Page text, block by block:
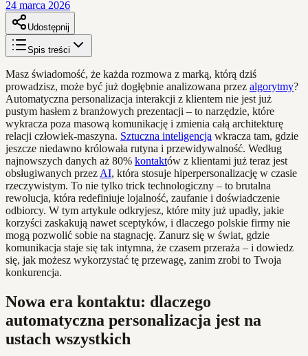
24 marca 2026
Udostępnij
Spis treści
Masz świadomość, że każda rozmowa z marką, którą dziś
prowadzisz, może być już dogłębnie analizowana przez algorytmy?
Automatyczna personalizacja interakcji z klientem nie jest już
pustym hasłem z branżowych prezentacji – to narzędzie, które
wykracza poza masową komunikację i zmienia całą architekturę
relacji człowiek-maszyna. Sztuczna inteligencja wkracza tam, gdzie
jeszcze niedawno królowała rutyna i przewidywalność. Według
najnowszych danych aż 80% kontaktów z klientami już teraz jest
obsługiwanych przez AI, która stosuje hiperpersonalizację w czasie
rzeczywistym. To nie tylko trick technologiczny – to brutalna
rewolucja, która redefiniuje lojalność, zaufanie i doświadczenie
odbiorcy. W tym artykule odkryjesz, które mity już upadły, jakie
korzyści zaskakują nawet sceptyków, i dlaczego polskie firmy nie
mogą pozwolić sobie na stagnację. Zanurz się w świat, gdzie
komunikacja staje się tak intymna, że czasem przeraża – i dowiedz
się, jak możesz wykorzystać tę przewagę, zanim zrobi to Twoja
konkurencja.
Nowa era kontaktu: dlaczego
automatyczna personalizacja jest na
ustach wszystkich